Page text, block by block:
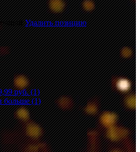
Удалить позицию
руб. (1)
больше(1)